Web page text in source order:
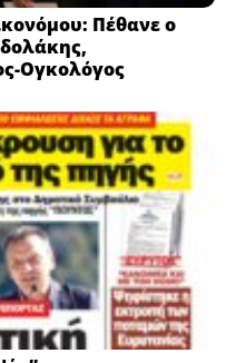
Πέθανε ο
Ογκολόγος